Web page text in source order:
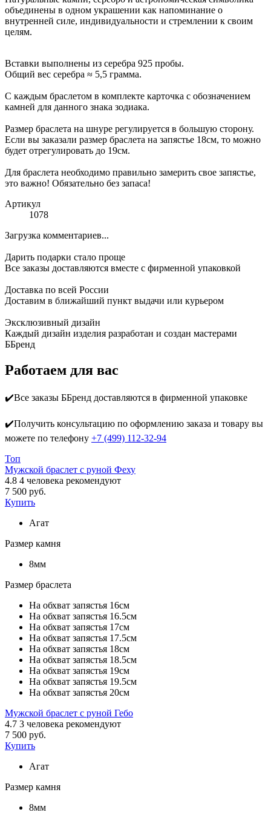
объединены в одном украшении как напоминание о
внутренней силе, индивидуальности и стремлении к своим
целям.
Вставки выполнены из серебра 925 пробы.
Общий вес серебра ≈ 5,5 грамма.
С каждым браслетом в комплекте карточка с обозначением
камней для данного знака зодиака.
Размер браслета на шнуре регулируется в большую сторону.
Если вы заказали размер браслета на запястье 18см, то можно
будет отрегулировать до 19см.
Для браслета необходимо правильно замерить свое запястье,
это важно! Обязательно без запаса!
Артикул
1078
Загрузка комментариев...
Дарить подарки стало проще
Все заказы доставляются вместе c фирменной упаковкой
Доставка по всей России
Доставим в ближайший пункт выдачи или курьером
Эксклюзивный дизайн
Каждый дизайн изделия разработан и создан мастерами
ББренд
Работаем для вас
✔️Все заказы ББренд доставляются в фирменной упаковке
✔️Получить консультацию по оформлению заказа и товару вы
можете по телефону +7 (499) 112-32-94
Топ
Мужской браслет с руной Феху
4.8 4 человека рекомендуют
7 500 руб.
Купить
Агат
Размер камня
8мм
Размер браслета
На обхват запястья 16см
На обхват запястья 16.5см
На обхват запястья 17см
На обхват запястья 17.5см
На обхват запястья 18см
На обхват запястья 18.5см
На обхват запястья 19см
На обхват запястья 19.5см
На обхват запястья 20см
Мужской браслет с руной Гебо
4.7 3 человека рекомендуют
7 500 руб.
Купить
Агат
Размер камня
8мм